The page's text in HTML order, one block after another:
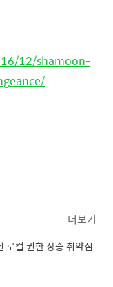
12/shamoon-
더보기
로컬 권한 상승 취약점